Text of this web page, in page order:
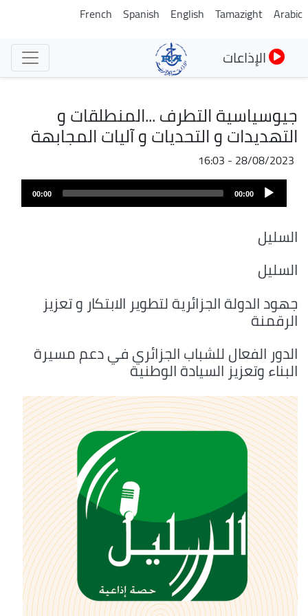
تجاوز
Arabic
Tamazight
English
Spanish
French
الإذاعات
جيوسياسية التطرف ...المنطلقات و
التهديدات و التحديات و آليات المجابهة
28/08/2023 - 16:03
Audio
Player
00:00
00:00
السليل
السليل
جهود الدولة الجزائرية لتطوير الابتكار و تعزيز
الرقمنة
الدور الفعال للشباب الجزائري في دعم مسيرة
البناء وتعزيز السيادة الوطنية